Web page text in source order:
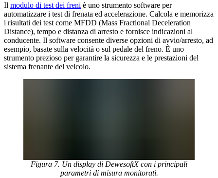
Il modulo di test dei freni è uno strumento software per
automatizzare i test di frenata ed accelerazione. Calcola e memorizza
i risultati dei test come MFDD (Mass Fractional Deceleration
Distance), tempo e distanza di arresto e fornisce indicazioni al
conducente. Il software consente diverse opzioni di avvio/arresto, ad
esempio, basate sulla velocità o sul pedale del freno. È uno
strumento prezioso per garantire la sicurezza e le prestazioni del
sistema frenante del veicolo.
Figura 7. Un display di DewesoftX con i principali
parametri di misura monitorati.